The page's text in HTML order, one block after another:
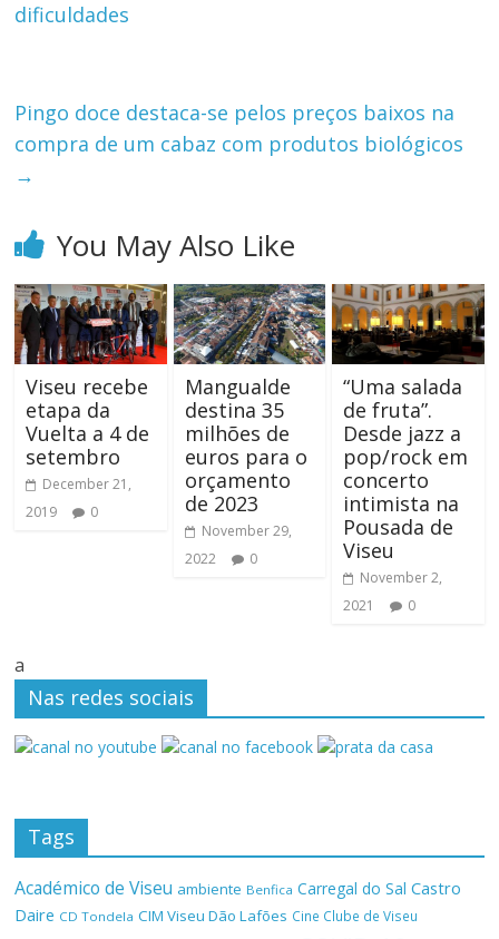
dificuldades
Pingo doce destaca-se pelos preços baixos na
compra de um cabaz com produtos biológicos
→
You May Also Like
Viseu recebe
etapa da
Vuelta a 4 de
setembro
December 21,
2019
0
Mangualde
destina 35
milhões de
euros para o
orçamento
de 2023
November 29,
2022
0
“Uma salada
de fruta”.
Desde jazz a
pop/rock em
concerto
intimista na
Pousada de
Viseu
November 2,
2021
0
a
Nas redes sociais
Tags
Académico de Viseu ambiente Benfica Carregal do Sal Castro
Daire CD Tondela CIM Viseu Dão Lafões Cine Clube de Viseu